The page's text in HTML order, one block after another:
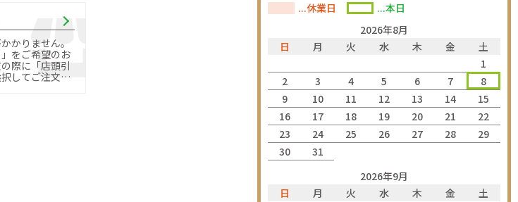
かりません。
」をご希望のお
際に「店頭引
してご注文く
...休業日
...本日
2026年8月
日
月 火 水 木 金
土
1
2
3 4 5 6 7
8
9
10 11 12 13 14
15
16
17 18 19 20 21
22
23
24 25 26 27 28
29
30
31
2026年9月
日
月 火 水 木 金
土